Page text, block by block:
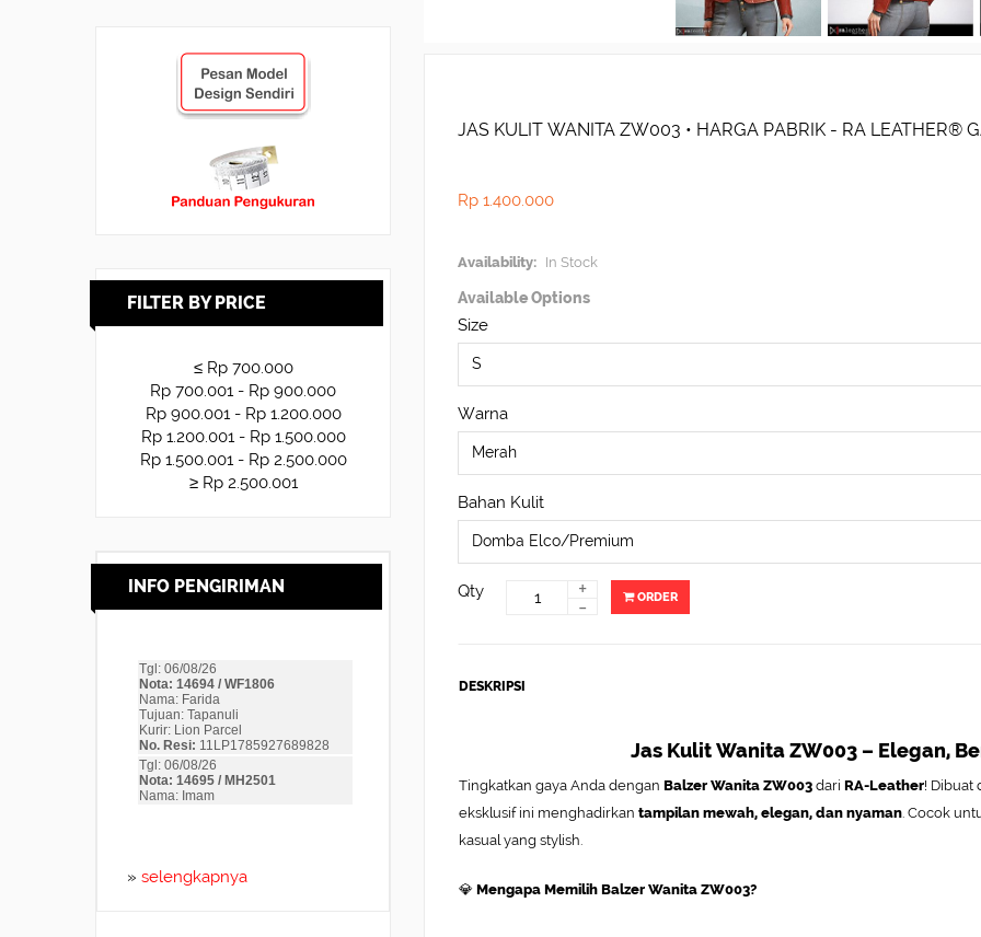
FILTER BY PRICE
≤ Rp 700.000
Rp 700.001 - Rp 900.000
Rp 900.001 - Rp 1.200.000
Rp 1.200.001 - Rp 1.500.000
Rp 1.500.001 - Rp 2.500.000
≥ Rp 2.500.001
INFO PENGIRIMAN
» selengkapnya
JAS KULIT WANITA ZW003 • HARGA PABRIK - RA LEATHER®
Rp 1.400.000
Availability: In Stock
Available Options
Size
Warna
Bahan Kulit
Qty +
- ORDER
DESKRIPSI
Jas Kulit Wanita ZW003 – Elegan,
Tingkatkan gaya Anda dengan Balzer Wanita ZW003 dari RA-Leather! Dibuat
eksklusif ini menghadirkan tampilan mewah, elegan, dan nyaman . Cocok
kasual yang stylish.
💎 Mengapa Memilih Balzer Wanita ZW003?